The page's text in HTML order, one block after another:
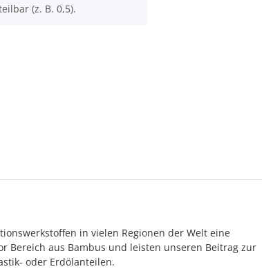
(z. B. 0,5).
in vielen Regionen der Welt eine
Bereich aus Bambus und leisten unseren Beitrag zur
oder Erdölanteilen.